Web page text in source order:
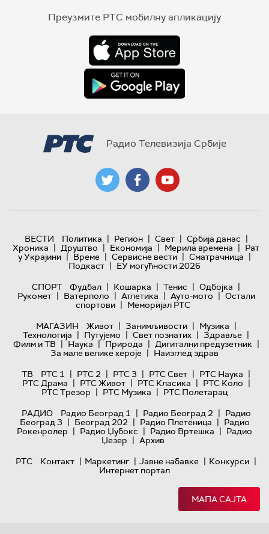
Преузмите РТС мобилну апликацију
Радио Телевизија Србије
ВЕСТИ Политика | Регион | Свет | Србија данас |
Хроника | Друштво | Економија | Мерила времена | Рат
у Украјини | Време | Сервисне вести | Сматрачница |
Подкаст | ЕУ могућности 2026
СПОРТ
Фудбал | Кошарка | Тенис | Одбојка |
Рукомет | Ватерполо | Атлетика | Ауто-мото | Остали
спортови | Меморијал РТС
МАГАЗИН
Живот | Занимљивости | Музика |
Технологијa | Путујемо | Свет познатих | Здравље |
Филм и ТВ | Наука | Природа | Дигитални предузетник |
За мале велике хероје | Наизглед здрав
ТВ
РТС 1 | РТС 2 | РТС 3 | РТС Свет | РТС Наука |
РТС Драма | РТС Живот | РТС Класика | РТС Коло |
РТС Трезор | РТС Музика | РТС Полетарац
РАДИО
Радио Београд 1 | Радио Београд 2 | Радио
Београд 3 | Београд 202 | Радио Плетеница | Радио
Рокенролер | Радио Џубокс | Радио Вртешка | Радио
Џезер | Архив
РТС
Контакт | Маркетинг | Јавне набавке | Конкурси |
Интернет портал
МАПА САЈТА